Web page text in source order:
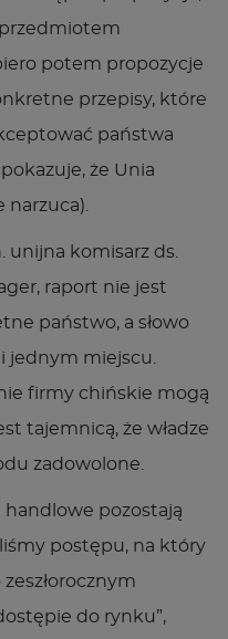
potem propozycje
przepisy, które
państwa
że Unia
unijna komisarz ds.
raport nie jest
państwo, a słowo
jednym miejscu.
firmy chińskie mogą
tajemnicą, że władze
zadowolone.
handlowe pozostają
postępu, na który
do rynku”,